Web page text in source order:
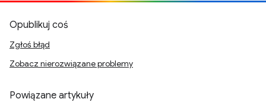
Opublikuj coś
Zgłoś błąd
Zobacz nierozwiązane problemy
Powiązane artykuły